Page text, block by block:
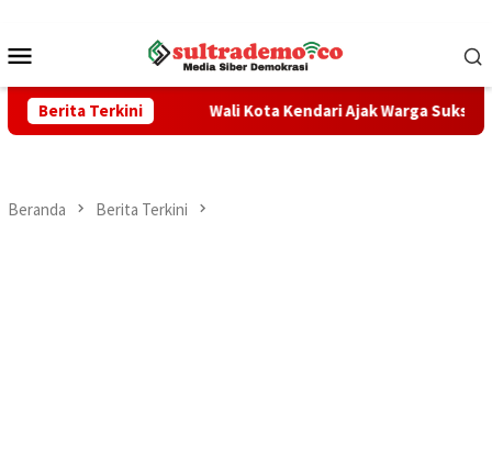
konten
Mobile
Berita Terkini
TPPO Wali Kota Kendari Ajak Warga Sukseskan
Beranda Berita Terkini